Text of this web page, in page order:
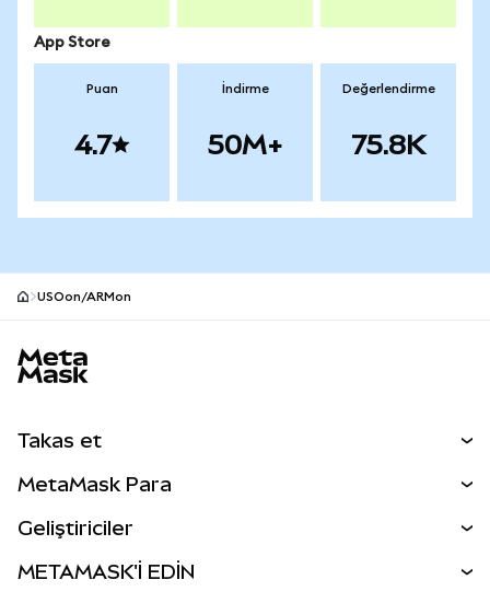
App Store
Puan
4.7
İndirme
50M+
Değerlendirme
75.8K
USOon/ARMon
Takas et
Perps
RWA'lar
MetaMask Para
Geliştiriciler
METAMASK'İ EDİN